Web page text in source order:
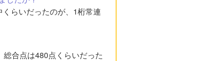
らいだったのが、1桁常連
合点は480点くらいだった